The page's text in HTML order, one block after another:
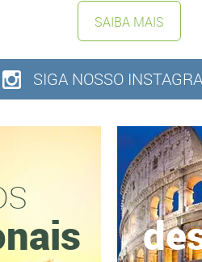
SAIBA MAIS
SIGA NOSSO